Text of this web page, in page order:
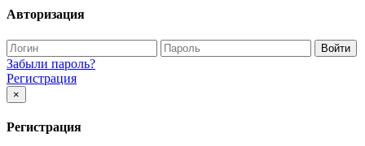
Авторизация
Войти
Забыли пароль?
Регистрация
×
Регистрация